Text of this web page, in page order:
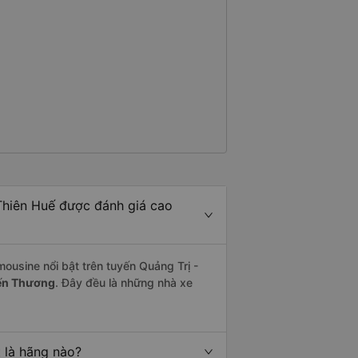
Huế được đánh giá cao
nổi bật trên tuyến Quảng Trị -
Thương. Đây đều là những nhà xe
hãng nào?